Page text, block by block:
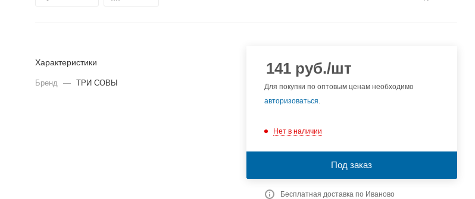
Характеристики
Бренд — ТРИ СОВЫ
141руб./шт
Для покупки по оптовым ценам необходимо
авторизоваться.
Нет в наличии
Под заказ
Бесплатная доставка по Иваново